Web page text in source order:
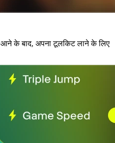
आने के बाद, अपना टूलकिट लाने के लिए